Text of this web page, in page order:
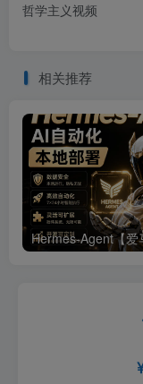
哲学主义视频
相关推荐